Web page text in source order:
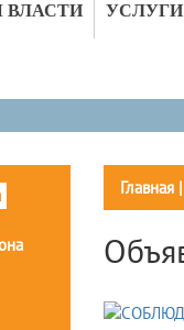
ВЛАСТИ УСЛУГИ
Главная|